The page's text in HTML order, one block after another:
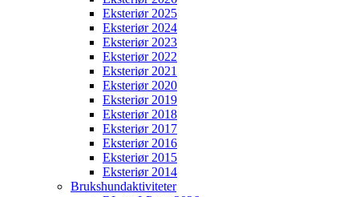
Eksteriør 2025
Eksteriør 2024
Eksteriør 2023
Eksteriør 2022
Eksteriør 2021
Eksteriør 2020
Eksteriør 2019
Eksteriør 2018
Eksteriør 2017
Eksteriør 2016
Eksteriør 2015
Eksteriør 2014
Brukshundaktiviteter